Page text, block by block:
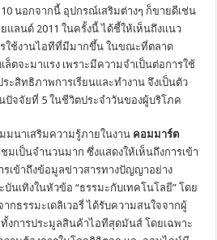
นอกจากนี้ อุปกรณ์เสริมต่างๆ ก็ขายดีเช่น
แลนด์ 2011 ในครั้งนี้ ได้ชี้ให้เห็นถึงแนว
ใช้งานไอทีที่มีมากขึ้น ในขณะที่ตลาด
ตจะมาแรง เพราะมีความจำเป็นต่อการใช้
ะสิทธิภาพการเรียนและทำงาน จึงเป็นตัว
ปัจจัยที่ 5 ในชีวิตประจำวันของผู้บริโภค
มนาเสริมความรู้ภายในงาน คอมมาร์ต
มเป็นจำนวนมาก ซึ่งแสดงให้เห็นถึงการเข้า
เข้าถึงข้อมูลข่าวสารทางปัญญาอย่าง
บันเทิงในหัวข้อ “ธรรมะกับเทคโนโลยี” โดย
กธรรมะเดลิเวอรี่ ได้รับความสนใจจากผู้
งการประมูลสินค้าไอทีสุดมันส์ โดยเฉพาะ